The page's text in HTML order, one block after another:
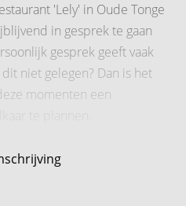
'Lely' in Oude Tonge
in gesprek te gaan
gesprek geeft vaak
niet gelegen? Dan is het
momenten een